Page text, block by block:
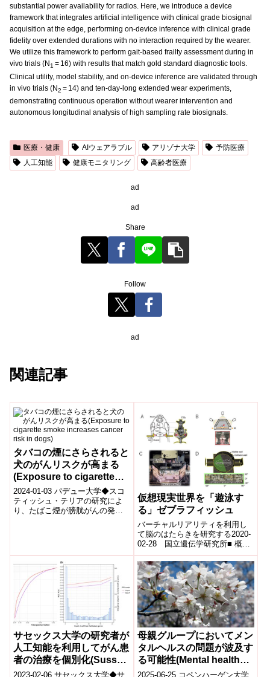
substantial power availability for radios. Here, we introduce a device
framework that integrates artificial intelligence with clinical grade biosignal
acquisition at the edge, performing on-device inference with clinical grade
fidelity over extended durations with no interaction required by the wearer.
We utilize this framework to perform gait-based frailty assessment during in
vivo trials (N1 = 16) with results that match gold standard diagnostic tools.
Clinical utility, model stability, and on-device inference are validated through
in vivo trials (N2 = 14) and ten-day-long extended wear experiments,
demonstrating continuous operation without wearer intervention and
autonomous longitudinal analysis of high sampling rate biosignals.
医療・健康 AIウェアラブル アリゾナ大学
予防医療​
人工知能
健康モニタリング 高齢者医療
ad
ad
Share
Follow
ad
関連記事
タバコの煙にさらされると
犬のがんリスクが高まる
(Exposure to cigarette
smoke increases cancer
risk in dogs)
2024-01-03 パデュー大学◆スコ
ティッシュ・テリアの研究によ
り、たばこ煙が膀胱がんの発症
仮想現実世界を「遊泳す
る」ゼブラフィッシュ
バーチャルリアリティを利用し
て脳のはたらきを研究する2020-
02-28 国立遺伝学研究所■ 概要
ゼブラフィッシュは脊椎動物の
行動と脳の働きの関係を調べる
のに適...
サセックス大学の研究者が
人工知能を利用してがん患
者の治療を個別化(Sussex
researchers use Artificial
2023-02-06 サセックス大学◆サ
母親グループにおいてメン
タルヘルスの問題が波及す
る可能性(Mental health
problems may spill over
2025-06-25 コペンハーゲン大学